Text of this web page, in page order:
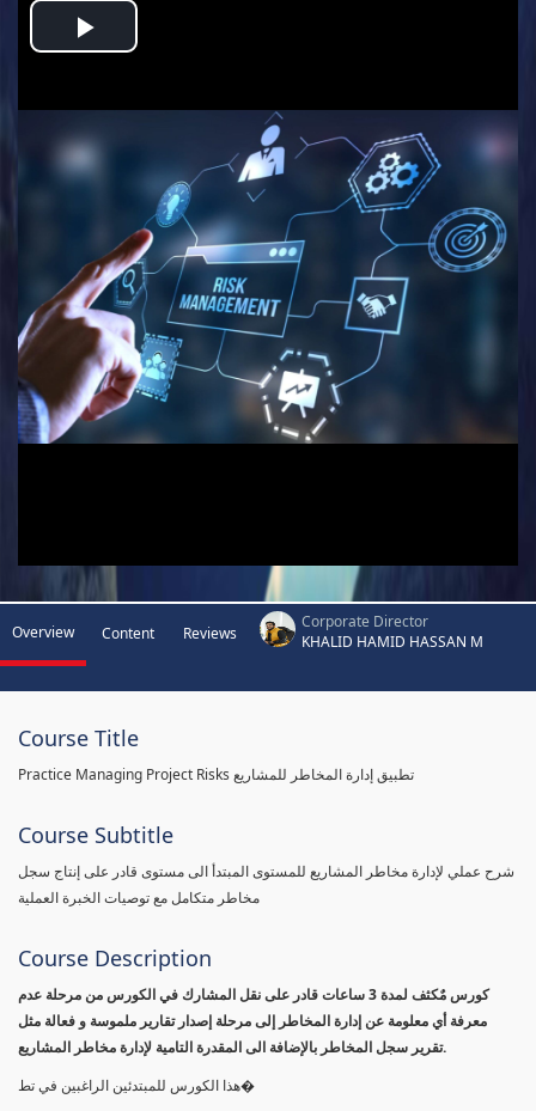
Play
Video
Overview Content Reviews
Corporate Director
KHALID HAMID HASSAN M
Course Title
Practice Managing Project Risks تطبيق إدارة المخاطر للمشاريع
Course Subtitle
شرح عملي لإدارة مخاطر المشاريع للمستوى المبتدأ الى مستوى قادر على إنتاج سجل
مخاطر متكامل مع توصيات الخبرة العملية
Course Description
كورس مٌكثف لمدة 3 ساعات قادر على نقل المشارك في الكورس من مرحلة عدم
معرفة أي معلومة عن إدارة المخاطر إلى مرحلة إصدار تقارير ملموسة و فعالة مثل
تقرير سجل المخاطر بالإضافة الى المقدرة التامية لإدارة مخاطر المشاريع.
هذا الكورس للمبتدئين الراغبين في تط�